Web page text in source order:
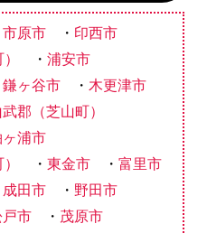
市原市
印西市
浦安市
鎌ヶ谷市
木更津市
武郡（芝山町）
ヶ浦市
東金市
富里市
成田市
野田市
戸市
茂原市